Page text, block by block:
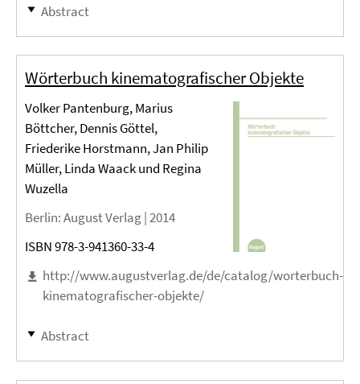
Abstract
Wörterbuch kinematografischer Objekte
Volker Pantenburg, Marius
Böttcher, Dennis Göttel,
Friederike Horstmann, Jan Philip
Müller, Linda Waack und Regina
Wuzella
Berlin: August Verlag |2014
ISBN 978-3-941360-33-4
http://www.augustverlag.de/de/catalog/worterbuch-
kinematografischer-objekte/
Abstract